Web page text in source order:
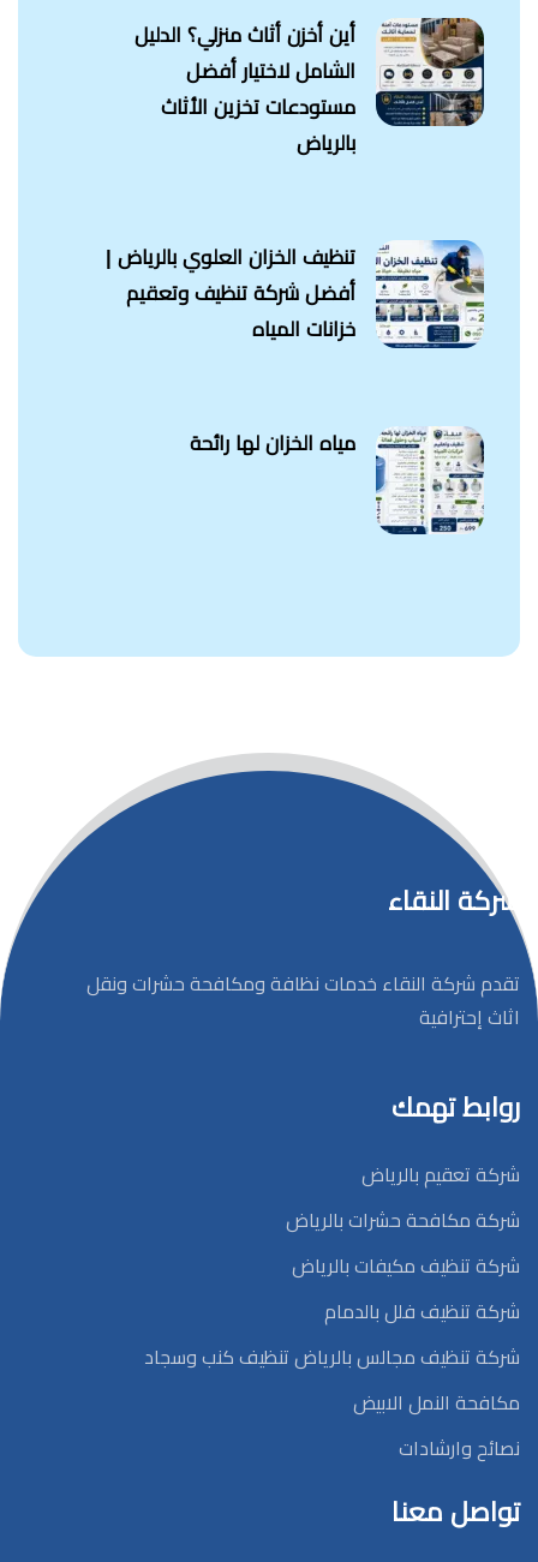
أين أخزن أثاث منزلي؟ الدليل
الشامل لاختيار أفضل
مستودعات تخزين الأثاث
بالرياض
تنظيف الخزان العلوي بالرياض |
أفضل شركة تنظيف وتعقيم
خزانات المياه
مياه الخزان لها رائحة
شركة النقاء
تقدم شركة النقاء خدمات نظافة ومكافحة حشرات ونقل
اثاث إحترافية
روابط تهمك
شركة تعقيم بالرياض
شركة مكافحة حشرات بالرياض
شركة تنظيف مكيفات بالرياض
شركة تنظيف فلل بالدمام
شركة تنظيف مجالس بالرياض تنظيف كنب وسجاد
مكافحة النمل الابيض
نصائح وارشادات
تواصل معنا